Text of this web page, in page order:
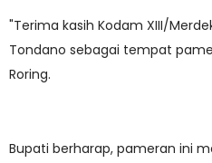
"Terima kasih Kodam XIII/
Tondano sebagai tempat
Roring.
Bupati berharap, pameran ini